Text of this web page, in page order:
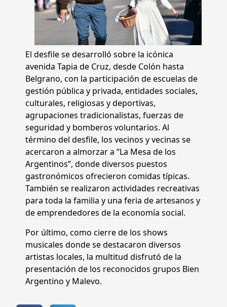
El desfile se desarrolló sobre la icónica
avenida Tapia de Cruz, desde Colón hasta
Belgrano, con la participación de escuelas de
gestión pública y privada, entidades sociales,
culturales, religiosas y deportivas,
agrupaciones tradicionalistas, fuerzas de
seguridad y bomberos voluntarios. Al
término del desfile, los vecinos y vecinas se
acercaron a almorzar a “La Mesa de los
Argentinos”, donde diversos puestos
gastronómicos ofrecieron comidas típicas.
También se realizaron actividades recreativas
para toda la familia y una feria de artesanos y
de emprendedores de la economía social.
Por último, como cierre de los shows
musicales donde se destacaron diversos
artistas locales, la multitud disfrutó de la
presentación de los reconocidos grupos Bien
Argentino y Malevo.